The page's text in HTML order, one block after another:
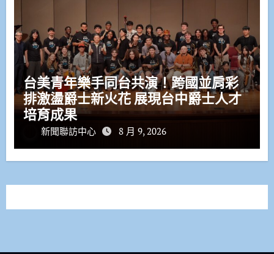
台美青年樂手同台共演！跨國並肩彩
排激盪爵士新火花 展現台中爵士人才
培育成果
新聞聯訪中心 8 月 9, 2026